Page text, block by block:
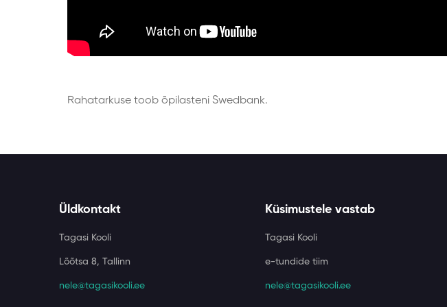
Rahatarkuse toob õpilasteni Swedbank.
Üldkontakt
Tagasi Kooli
Lõõtsa 8, Tallinn
nele@tagasikooli.ee
Küsimustele vastab
Tagasi Kooli
e-tundide tiim
nele@tagasikooli.ee